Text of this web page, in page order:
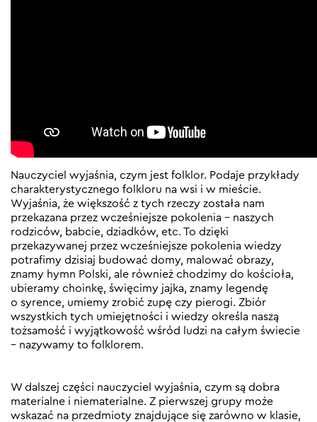
Nauczyciel wyjaśnia, czym jest folklor. Podaje przykłady
charakterystycznego folkloru na wsi i w mieście.
Wyjaśnia, że większość z tych rzeczy została nam
przekazana przez wcześniejsze pokolenia – naszych
rodziców, babcie, dziadków, etc. To dzięki
przekazywanej przez wcześniejsze pokolenia wiedzy
potrafimy dzisiaj budować domy, malować obrazy,
znamy hymn Polski, ale również chodzimy do kościoła,
ubieramy choinkę, święcimy jajka, znamy legendę
o syrence, umiemy zrobić zupę czy pierogi. Zbiór
wszystkich tych umiejętności i wiedzy określa naszą
tożsamość i wyjątkowość wśród ludzi na całym świecie
– nazywamy to folklorem.
W dalszej części nauczyciel wyjaśnia, czym są dobra
materialne i niematerialne. Z pierwszej grupy może
wskazać na przedmioty znajdujące się zarówno w klasie,